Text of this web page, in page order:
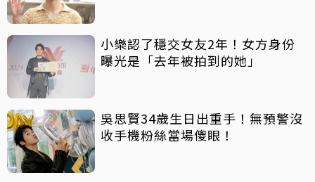
小樂認了穩交女友2年！女方身份
曝光是「去年被拍到的她」
吳思賢34歲生日出重手！無預警沒
收手機粉絲當場傻眼！